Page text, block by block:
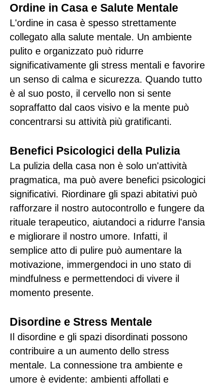
Ordine in Casa e Salute Mentale
L'ordine in casa è spesso strettamente
collegato alla salute mentale. Un ambiente
pulito e organizzato può ridurre
significativamente gli stress mentali e favorire
un senso di calma e sicurezza. Quando tutto
è al suo posto, il cervello non si sente
sopraffatto dal caos visivo e la mente può
concentrarsi su attività più gratificanti.
Benefici Psicologici della Pulizia
La pulizia della casa non è solo un'attività
pragmatica, ma può avere benefici psicologici
significativi. Riordinare gli spazi abitativi può
rafforzare il nostro autocontrollo e fungere da
rituale terapeutico, aiutandoci a ridurre l'ansia
e migliorare il nostro umore. Infatti, il
semplice atto di pulire può aumentare la
motivazione, immergendoci in uno stato di
mindfulness e permettendoci di vivere il
momento presente.
Disordine e Stress Mentale
Il disordine e gli spazi disordinati possono
contribuire a un aumento dello stress
mentale. La connessione tra ambiente e
umore è evidente: ambienti affollati e